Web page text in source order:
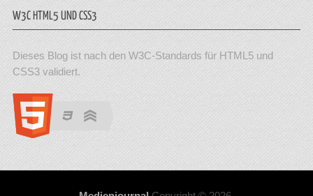
W3C HTML5 UND CSS3
Dieses Blog ist nach den W3C-Standards für HTML5 und
CSS3 validiert.